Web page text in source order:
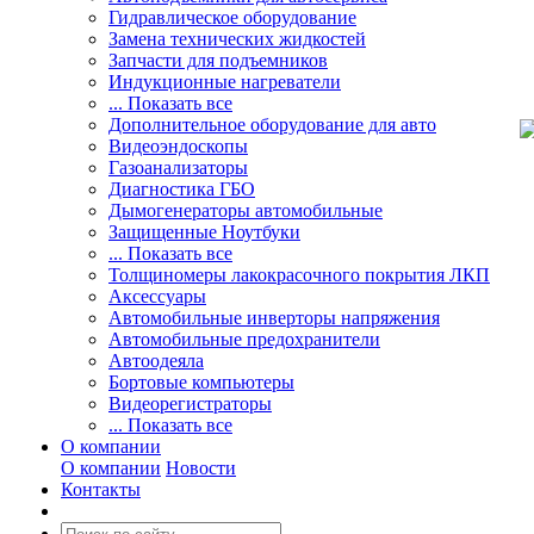
Гидравлическое оборудование
Замена технических жидкостей
Запчасти для подъемников
Индукционные нагреватели
... Показать все
Дополнительное оборудование для авто
Видеоэндоскопы
Газоанализаторы
Диагностика ГБО
Дымогенераторы автомобильные
Защищенные Ноутбуки
... Показать все
Толщиномеры лакокрасочного покрытия ЛКП
Аксессуары
Автомобильные инверторы напряжения
Автомобильные предохранители
Автоодеяла
Бортовые компьютеры
Видеорегистраторы
... Показать все
О компании
О компании Новости
Контакты